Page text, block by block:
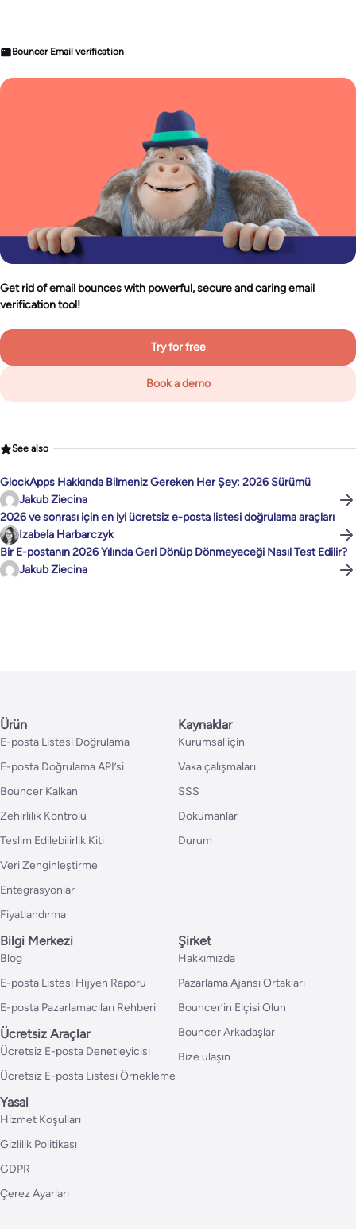
Bouncer Email verification
Get rid of email bounces with powerful, secure and caring email
verification tool!
Try for free
Book a demo
See also
GlockApps Hakkında Bilmeniz Gereken Her Şey: 2026 Sürümü
Jakub Ziecina
2026 ve sonrası için en iyi ücretsiz e-posta listesi doğrulama araçları
Izabela Harbarczyk
Bir E-postanın 2026 Yılında Geri Dönüp Dönmeyeceği Nasıl Test Edilir?
Jakub Ziecina
Ürün
E-posta Listesi Doğrulama
E-posta Doğrulama API’si
Bouncer Kalkan
Zehirlilik Kontrolü
Teslim Edilebilirlik Kiti
Veri Zenginleştirme
Entegrasyonlar
Fiyatlandırma
Kaynaklar
Kurumsal için
Vaka çalışmaları
SSS
Dokümanlar
Durum
Bilgi Merkezi
Blog
E-posta Listesi Hijyen Raporu
E-posta Pazarlamacıları Rehberi
Ücretsiz Araçlar
Ücretsiz E-posta Denetleyicisi
Ücretsiz E-posta Listesi Örnekleme
Şirket
Hakkımızda
Pazarlama Ajansı Ortakları
Bouncer’in Elçisi Olun
Bouncer Arkadaşlar
Bize ulaşın
Yasal
Hizmet Koşulları
Gizlilik Politikası
GDPR
Çerez Ayarları